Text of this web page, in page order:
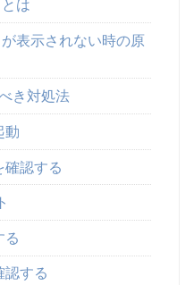
は
表示されない時の原
き対処法
動
確認する
る
認する